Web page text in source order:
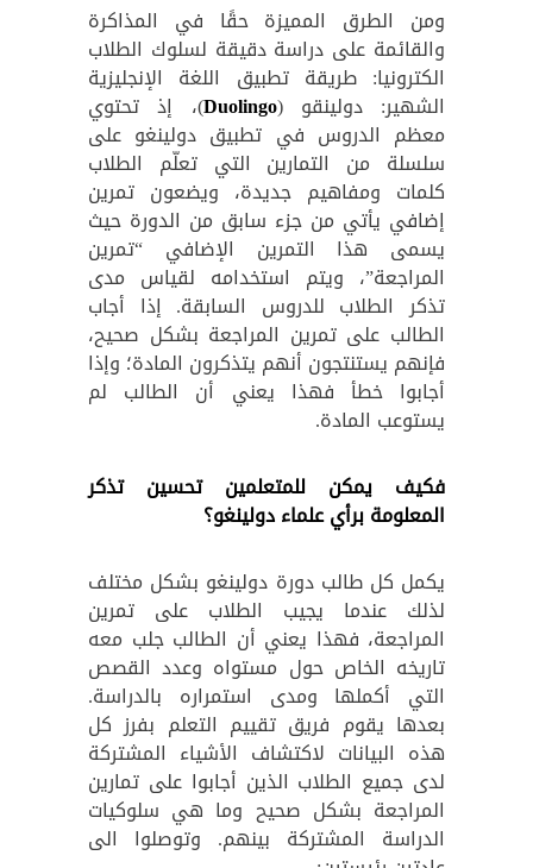
ومن الطرق المميزة حقًا في المذاكرة
والقائمة على دراسة دقيقة لسلوك الطلاب
الكترونيا: طريقة تطبيق اللغة الإنجليزية
الشهير: دولينقو (Duolingo)، إذ تحتوي
معظم الدروس في تطبيق دولينغو على
سلسلة من التمارين التي تعلّم الطلاب
كلمات ومفاهيم جديدة، ويضعون تمرين
إضافي يأتي من جزء سابق من الدورة حيث
يسمى هذا التمرين الإضافي “تمرين
المراجعة”، ويتم استخدامه لقياس مدى
تذكر الطلاب للدروس السابقة. إذا أجاب
الطالب على تمرين المراجعة بشكل صحيح،
فإنهم يستنتجون أنهم يتذكرون المادة؛ وإذا
أجابوا خطأ فهذا يعني أن الطالب لم
يستوعب المادة.
فكيف يمكن للمتعلمين تحسين تذكر
المعلومة برأي علماء دولينغو؟
يكمل كل طالب دورة دولينغو بشكل مختلف
لذلك عندما يجيب الطلاب على تمرين
المراجعة، فهذا يعني أن الطالب جلب معه
تاريخه الخاص حول مستواه وعدد القصص
التي أكملها ومدى استمراره بالدراسة.
بعدها يقوم فريق تقييم التعلم بفرز كل
هذه البيانات لاكتشاف الأشياء المشتركة
لدى جميع الطلاب الذين أجابوا على تمارين
المراجعة بشكل صحيح وما هي سلوكيات
الدراسة المشتركة بينهم. وتوصلوا الى